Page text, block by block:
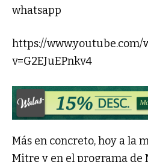
whatsapp
https://www.youtube.com/
v=G2EJuEPnkv4
Más en concreto, hoy a la
Mitre y en el programa de